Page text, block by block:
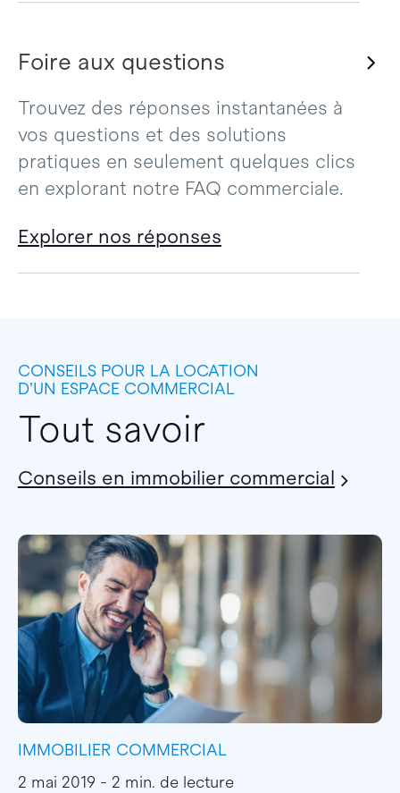
Foire aux questions
Trouvez des réponses instantanées à
vos questions et des solutions
pratiques en seulement quelques clics
en explorant notre FAQ commerciale.
Explorer nos réponses
CONSEILS POUR LA LOCATION
D’UN ESPACE COMMERCIAL
Tout savoir
Conseils en immobilier commercial
IMMOBILIER COMMERCIAL
2 mai 2019 - 2 min. de lecture